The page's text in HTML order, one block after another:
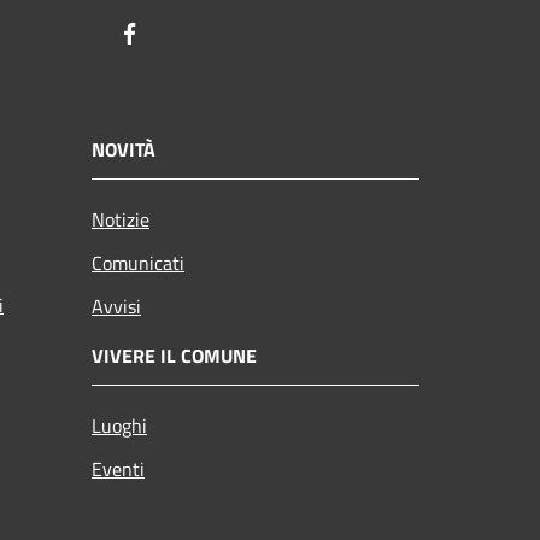
NOVITÀ
Notizie
Comunicati
Avvisi
VIVERE IL COMUNE
Luoghi
Eventi